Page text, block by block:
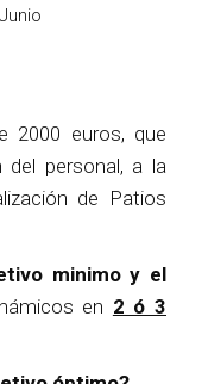
2000 euros, que
del personal, a la
de Patios
minimo y el
en 2 ó 3